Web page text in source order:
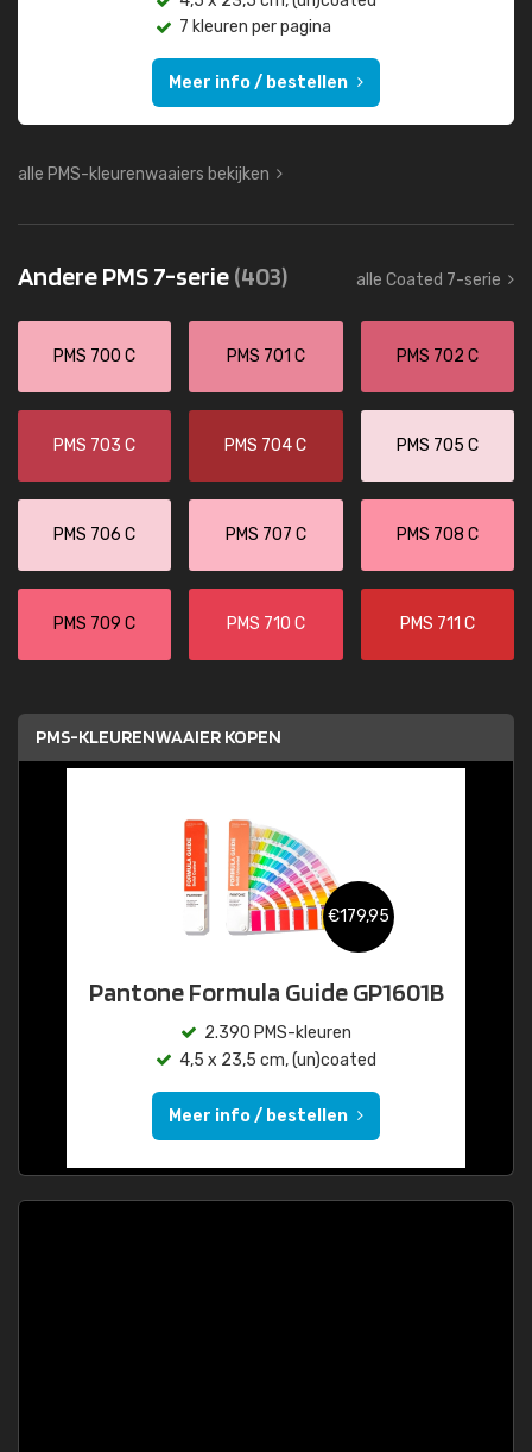
7 kleuren per pagina
Meer info / bestellen
alle PMS-kleurenwaaiers bekijken
Andere PMS 7-serie(403) alle Coated 7-serie
PMS 700 C PMS 701 C PMS 702 C
PMS 703 C PMS 704 C PMS 705 C
PMS 706 C PMS 707 C PMS 708 C
PMS 709 C PMS 710 C PMS 711 C
PMS-KLEURENWAAIER KOPEN
€179,95
Pantone Formula Guide GP1601B
2.390 PMS-kleuren
4,5 x 23,5 cm, (un)coated
Meer info / bestellen